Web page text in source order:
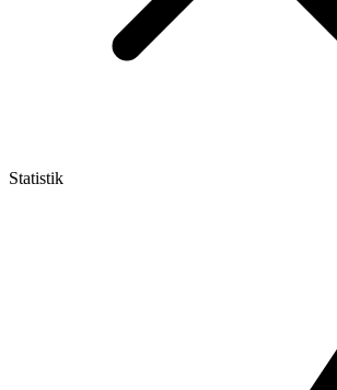
Statistik